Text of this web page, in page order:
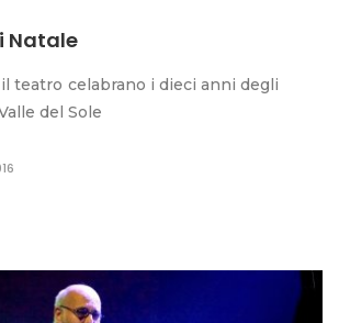
Natale
teatro celabrano i dieci anni degli
del Sole